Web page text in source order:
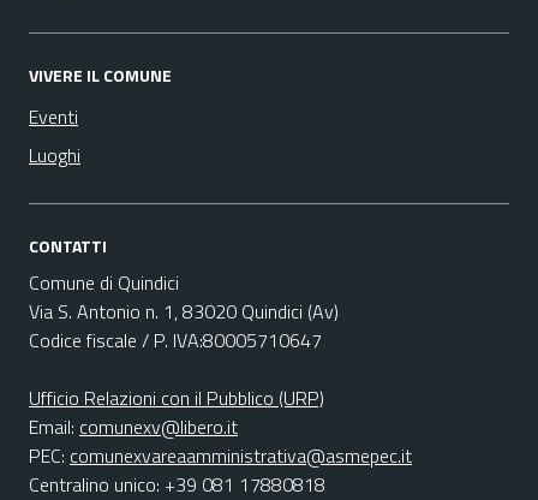
VIVERE IL COMUNE
Eventi
Luoghi
CONTATTI
Comune di Quindici
Via S. Antonio n. 1, 83020 Quindici (Av)
Codice fiscale / P. IVA:80005710647
Ufficio Relazioni con il Pubblico (URP)
Email: comunexv@libero.it
PEC: comunexvareaamministrativa@asmepec.it
Centralino unico: +39 081 17880818